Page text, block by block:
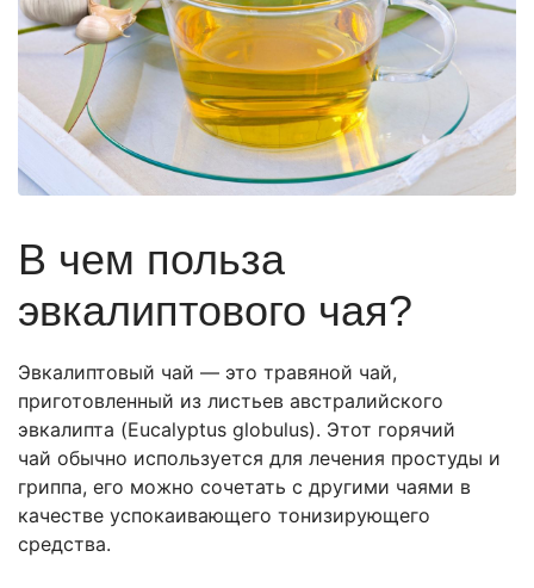
В чем польза
эвкалиптового чая?
Эвкалиптовый чай — это травяной чай,
приготовленный из листьев австралийского
эвкалипта (Eucalyptus globulus). Этот горячий
чай обычно используется для лечения простуды и
гриппа, его можно сочетать с другими чаями в
качестве успокаивающего тонизирующего
средства.